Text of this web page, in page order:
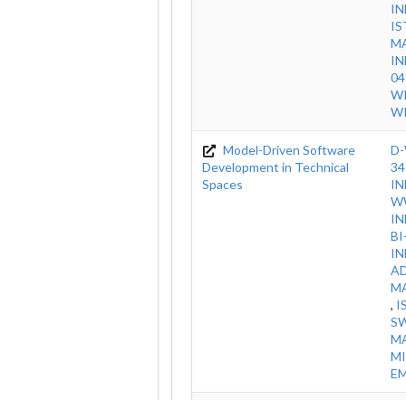
Model-Driven Software
Development in Technical
Spaces
,